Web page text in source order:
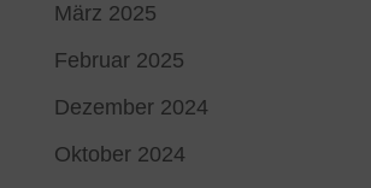
März 2025
Februar 2025
Dezember 2024
Oktober 2024